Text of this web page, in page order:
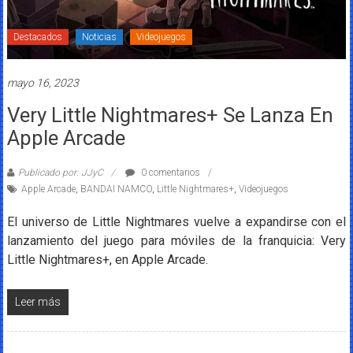
Destacados Noticias Videojuegos
mayo 16, 2023
Very Little Nightmares+ Se Lanza En
Apple Arcade
Publicado por: JJyC
0 comentarios
Apple Arcade, BANDAI NAMCO, Little Nightmares+, Videojuegos
El universo de Little Nightmares vuelve a expandirse con el
lanzamiento del juego para móviles de la franquicia: Very
Little Nightmares+, en Apple Arcade.
Leer más